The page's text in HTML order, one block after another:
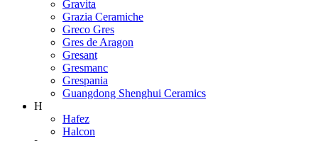
Gravita
Grazia Ceramiche
Greco Gres
Gres de Aragon
Gresant
Gresmanc
Grespania
Guangdong Shenghui Ceramics
H
Hafez
Halcon